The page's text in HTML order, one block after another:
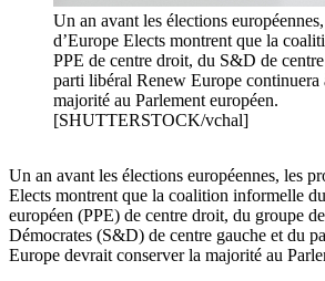
Un an avant les élections
d’Europe Elects montrent que la
PPE de centre droit, du S&D de
parti libéral Renew Europe continuera
majorité au Parlement européen.
[SHUTTERSTOCK/vchal]
Un an avant les élections européennes, les
Elects montrent que la coalition informelle
européen (PPE) de centre droit, du groupe
Démocrates (S&D) de centre gauche et du
Europe devrait conserver la majorité au